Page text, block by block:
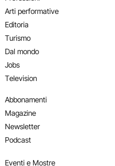
Arti performative
Editoria
Turismo
Dal mondo
Jobs
Television
Abbonamenti
Magazine
Newsletter
Podcast
Eventi e Mostre